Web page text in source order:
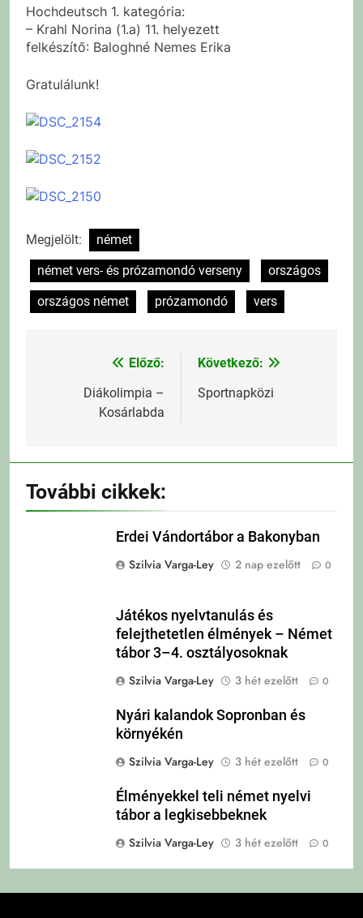
Hochdeutsch 1. kategória:
– Krahl Norina (1.a) 11. helyezett
felkészítő: Baloghné Nemes Erika
Gratulálunk!
Megjelölt:
német
német vers- és prózamondó verseny
országos
országos német
prózamondó vers
Bejegyzés
navigáció
Előző:
Diákolimpia –
Kosárlabda
Következő:
Sportnapközi
További cikkek:
Erdei Vándortábor a Bakonyban
Szilvia Varga-Ley
2 nap ezelőtt 0
Játékos nyelvtanulás és
felejthetetlen élmények – Német
tábor 3–4. osztályosoknak
Szilvia Varga-Ley
3 hét ezelőtt 0
Nyári kalandok Sopronban és
környékén
Szilvia Varga-Ley
3 hét ezelőtt 0
Élményekkel teli német nyelvi
tábor a legkisebbeknek
Szilvia Varga-Ley
3 hét ezelőtt 0